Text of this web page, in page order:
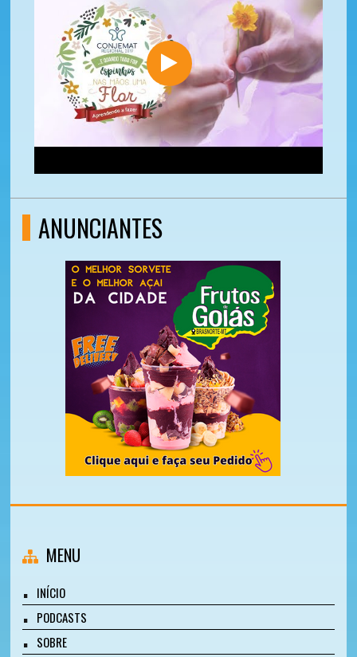
ANUNCIANTES
MENU
INÍCIO
PODCASTS
SOBRE